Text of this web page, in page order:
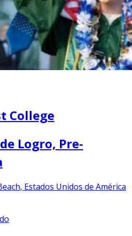
College
Logro, Pre-
Estados Unidos de América